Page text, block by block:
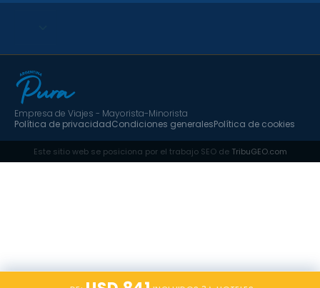
Empresa de Viajes - Mayorista-Minorista
Política de privacidadCondiciones generalesPolítica de cookies
Este sitio web se posiciona por el trabajo SEO de TribuGEO.com